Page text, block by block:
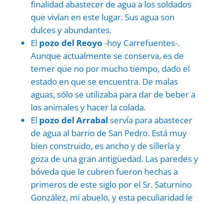
finalidad abastecer de agua a los soldados
que vivían en este lugar. Sus agua son
dulces y abundantes.
El pozo del Reoyo -hoy Carrefuentes-.
Aunque actualmente se conserva, es de
temer que no por mucho tiempo, dado el
estado en que se encuentra. De malas
aguas, sólo se utilizaba para dar de beber a
los animales y hacer la colada.
El pozo del Arrabal servía para abastecer
de agua al barrio de San Pedro. Está muy
bien construido, es ancho y de sillería y
goza de una gran antigüedad. Las paredes y
bóveda que le cubren fueron hechas a
primeros de este siglo por el Sr. Saturnino
González, mi abuelo, y esta peculiaridad le